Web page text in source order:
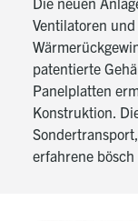
Ventilatoren
patentierte
Panelplatten
Konstruktion.
erfahrene bösch